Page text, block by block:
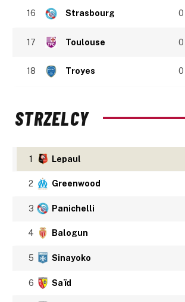
16 Strasbourg 0
17 Toulouse 0
18 Troyes 0
STRZELCY
1 Lepaul
2 Greenwood
3 Panichelli
4 Balogun
5 Sinayoko
6 Saïd